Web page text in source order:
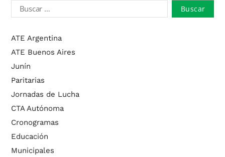
ATE Argentina
ATE Buenos Aires
Junín
Paritarias
Jornadas de Lucha
CTA Autónoma
Cronogramas
Educación
Municipales